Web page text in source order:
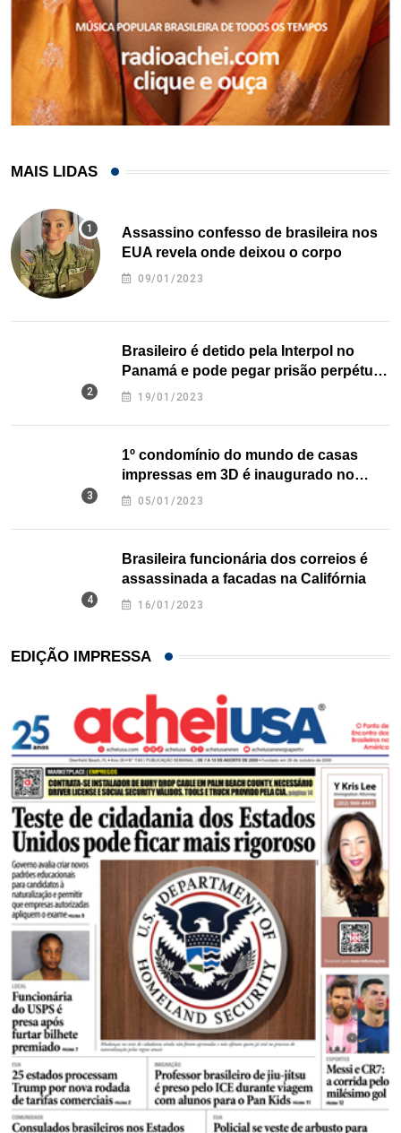
MAIS LIDAS
Assassino confesso de brasileira nos
EUA revela onde deixou o corpo
09/01/2023
Brasileiro é detido pela Interpol no
Panamá e pode pegar prisão perpétua
nos EUA
19/01/2023
1º condomínio do mundo de casas
impressas em 3D é inaugurado no
Texas
05/01/2023
Brasileira funcionária dos correios é
assassinada a facadas na Califórnia
16/01/2023
EDIÇÃO IMPRESSA